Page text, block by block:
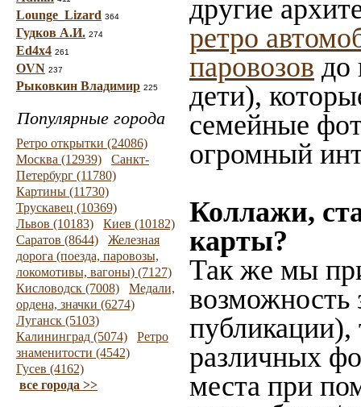
Lounge_Lizard 364
Гудков А.И. 274
Ed4x4 261
OVN 237
Рыковкин Владимир 225
Популярные города
Ретро открытки (24086)
Москва (12939)
Санкт-
Петербург (11780)
Картины (11730)
Трускавец (10369)
Львов (10183)
Киев (10182)
Саратов (8644)
Железная
дорога (поезда, паровозы,
локомотивы, вагоны) (7127)
Кисловодск (7008)
Медали,
ордена, значки (6274)
Луганск (5103)
Калининград (5074)
Ретро
знаменитости (4542)
Гусев (4162)
все города >>
другие
ретро
паровозов до
дети),
семейные
огромный
Коллажи,
карты?
Так же мы
возможность
публикации),
различных
места при